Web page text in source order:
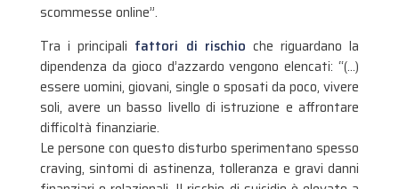
scommesse online”.
Tra i principali fattori di rischio che riguardano la
dipendenza da gioco d’azzardo vengono elencati: “(…)
essere uomini, giovani, single o sposati da poco, vivere
soli, avere un basso livello di istruzione e affrontare
difficoltà finanziarie.
Le persone con questo disturbo sperimentano spesso
craving, sintomi di astinenza, tolleranza e gravi danni